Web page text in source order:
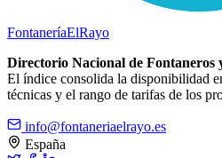
FontaneríaElRayo
Directorio Nacional de Fontaneros
El índice consolida la disponibilidad
técnicas y el rango de tarifas de los
info@fontaneriaelrayo.es
España